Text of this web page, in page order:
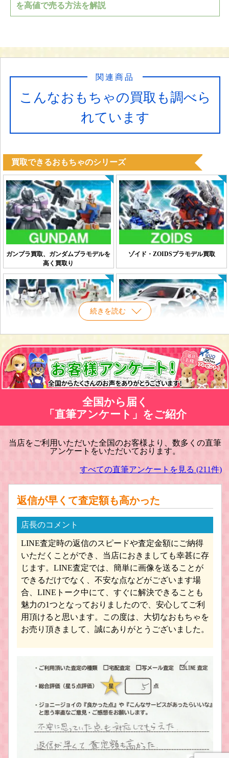
を高値で売る方法を解説
こんなおもちゃの買取も調べら
れています
関連商品
買取できるおもちゃのシリーズ
続きを読む
ガンプラ買取、ガンダムプラモデルを
高く買取り
ゾイド・ZOIDSプラモデル買取
マクロスプラモデル 買取 車・バイク プラモデル買取
戦車・軍用機・軍艦 プラモデル買取 旅客機/飛行機 プラモデル買取
船・ボート プラモデル買取 建築物 プラモデル買取
デコトラ プラモデル買取 ミニ四駆 プラモデル買取
アーマード・コア プラモデル買取 フレームアームズ/ガール ﾌﾟﾗﾓﾃﾞﾙ買取
全国から届く
「直筆アンケート」をご紹介
当店をご利用いただいた全国のお客様より、数多くの直筆
アンケートをいただいております。
すべての直筆アンケートを見る (211件)
返信が早くて査定額も高かった
店長のコメント
LINE査定時の返信のスピードや査定金額にご納得
いただくことができ、当店におきましても幸甚に存
じます。LINE査定では、簡単に画像を送ることが
できるだけでなく、不安な点などがございます場
合、LINEトーク中にて、すぐに解決できることも
魅力の1つとなっておりましたので、安心してご利
用頂けると思います。この度は、大切なおもちゃを
お売り頂きまして、誠にありがとうございました。